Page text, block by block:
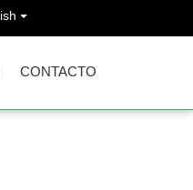
CONTACTO